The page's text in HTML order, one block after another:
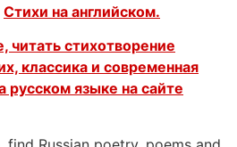
Стихи на английском.
читать стихотворение
классика и современная
русском языке на сайте